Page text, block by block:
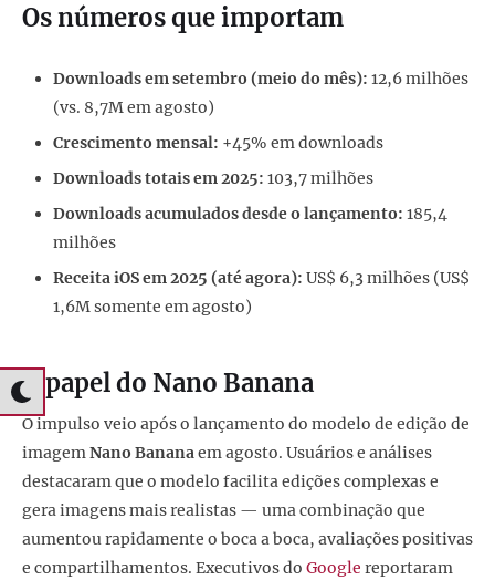
Os números que importam
Downloads em setembro (meio do mês): 12,6 milhões
(vs. 8,7M em agosto)
Crescimento mensal: +45% em downloads
Downloads totais em 2025: 103,7 milhões
Downloads acumulados desde o lançamento: 185,4
milhões
Receita iOS em 2025 (até agora): US$ 6,3 milhões (US$
1,6M somente em agosto)
O papel do Nano Banana
O impulso veio após o lançamento do modelo de edição de
imagemNano Bananaem agosto. Usuários e análises
destacaram que o modelo facilita edições complexas e
gera imagens mais realistas — uma combinação que
aumentou rapidamente o boca a boca, avaliações positivas
e compartilhamentos. Executivos do Google reportaram